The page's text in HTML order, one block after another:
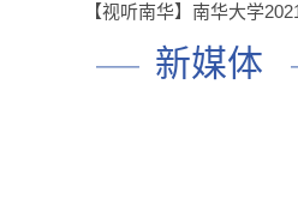
【视听南华】南华大学
新媒体